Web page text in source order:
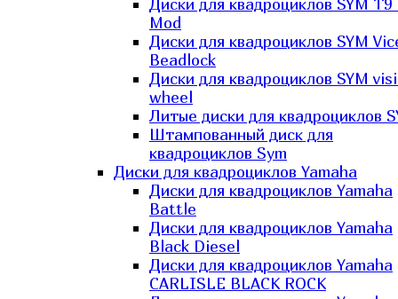
Диски для квадроциклов SYM T9
Mod
Диски для квадроциклов SYM
Beadlock
Диски для квадроциклов SYM
wheel
Литые диски для квадроциклов
Штампованный диск для
квадроциклов Sym
Диски для квадроциклов Yamaha
Диски для квадроциклов Yamaha
Battle
Диски для квадроциклов Yamaha
Black Diesel
Диски для квадроциклов Yamaha
CARLISLE BLACK ROCK